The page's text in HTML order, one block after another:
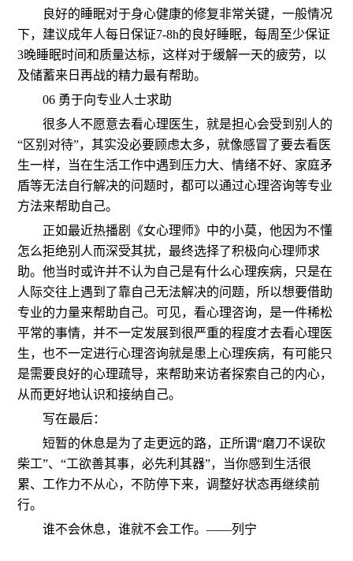
良好的睡眠对于身心健康的修复非常关键，一般情况
下，建议成年人每日保证7-8h的良好睡眠，每周至少保证
3晚睡眠时间和质量达标，这样对于缓解一天的疲劳，以
及储蓄来日再战的精力最有帮助。
06 勇于向专业人士求助
很多人不愿意去看心理医生，就是担心会受到别人的
“区别对待”，其实没必要顾虑太多，就像感冒了要去看医
生一样，当在生活工作中遇到压力大、情绪不好、家庭矛
盾等无法自行解决的问题时，都可以通过心理咨询等专业
方法来帮助自己。
正如最近热播剧《女心理师》中的小莫，他因为不懂
怎么拒绝别人而深受其扰，最终选择了积极向心理师求
助。他当时或许并不认为自己是有什么心理疾病，只是在
人际交往上遇到了靠自己无法解决的问题，所以想要借助
专业的力量来帮助自己。可见，看心理咨询，是一件稀松
平常的事情，并不一定发展到很严重的程度才去看心理医
生，也不一定进行心理咨询就是患上心理疾病，有可能只
是需要良好的心理疏导，来帮助来访者探索自己的内心，
从而更好地认识和接纳自己。
写在最后：
短暂的休息是为了走更远的路，正所谓“磨刀不误砍
柴工”、“工欲善其事，必先利其器”，当你感到生活很
累、工作力不从心，不防停下来，调整好状态再继续前
行。
谁不会休息，谁就不会工作。——列宁